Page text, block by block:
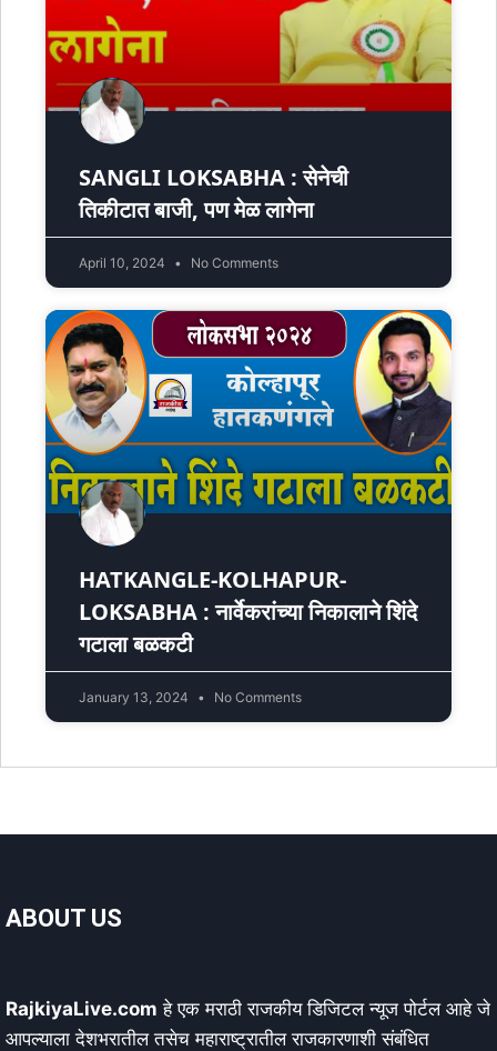
SANGLI LOKSABHA : सेनेची
तिकीटात बाजी, पण मेळ लागेना
April 10, 2024 No Comments
HATKANGLE-KOLHAPUR-
LOKSABHA : नार्वेकरांच्या निकालाने शिंदे
गटाला बळकटी
January 13, 2024 No Comments
ABOUT US
RajkiyaLive.com हे एक मराठी राजकीय डिजिटल न्यूज पोर्टल आहे जे
आपल्याला देशभरातील तसेच महाराष्ट्रातील राजकारणाशी संबंधित